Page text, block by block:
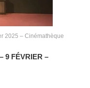
2025 – Cinémathèque
9 FÉVRIER –